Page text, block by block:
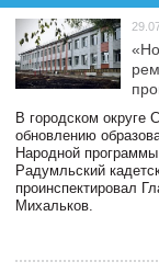
В городском округе
обновлению
Народной
Радумльский
проинспектировал
Михальков.